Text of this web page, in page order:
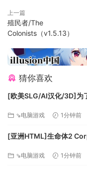
桌椅，但随着酒馆发展
优化工作流程
边环境也需要装点。随
喝多了就睡
上一篇
殖民者/The
Colonists（v1.5.13）
猜你喜欢
[欧美SLG/AI汉化/3D]为
⇘电脑游戏 1分钟前
[亚洲HTML]生命体2
⇘电脑游戏 1分钟前